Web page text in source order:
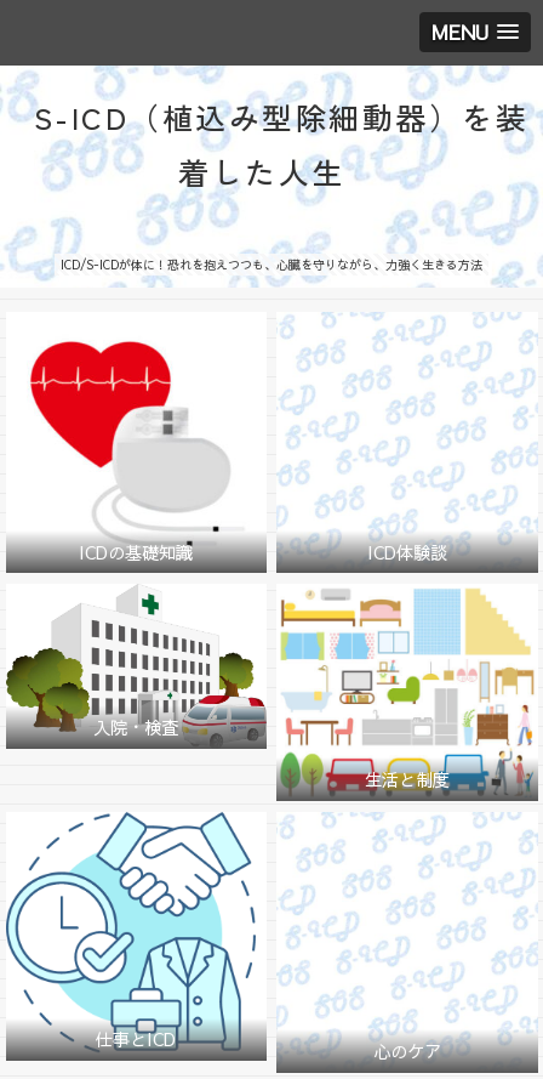
MENU
S-ICD（植込み型除細動器）を装
着した人生
ICD/S-ICDが体に！恐れを抱えつつも、心臓を守りながら、力強く生きる方法
ICDの基礎知識 ICD体験談
入院・検査
生活と制度
仕事とICD 心のケア